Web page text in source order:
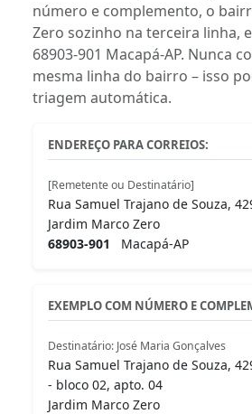
número e complemento, o
Zero sozinho na terceira linha,
68903-901 Macapá-AP. Nunca
mesma linha do bairro – isso
triagem automática.
ENDEREÇO PARA CORREIOS:
[Remetente ou Destinatário]
Rua Samuel Trajano de Souza,
Jardim Marco Zero
68903-901
Macapá-AP
EXEMPLO COM NÚMERO E
Destinatário: José Maria Gonçalves
Rua Samuel Trajano de Souza,
- bloco 02, apto. 04
Jardim Marco Zero